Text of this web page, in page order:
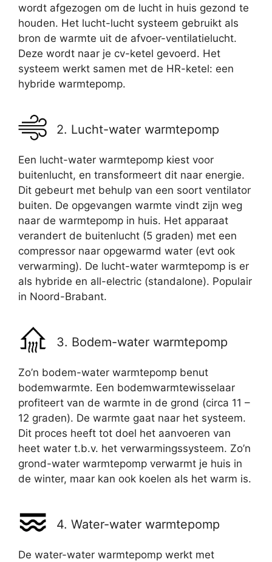
wordt afgezogen om de lucht in huis gezond te
houden. Het lucht-lucht systeem gebruikt als
bron de warmte uit de afvoer-ventilatielucht.
Deze wordt naar je cv-ketel gevoerd. Het
systeem werkt samen met de HR-ketel: een
hybride warmtepomp.
2. Lucht-water warmtepomp
Een lucht-water warmtepomp kiest voor
buitenlucht, en transformeert dit naar energie.
Dit gebeurt met behulp van een soort ventilator
buiten. De opgevangen warmte vindt zijn weg
naar de warmtepomp in huis. Het apparaat
verandert de buitenlucht (5 graden) met een
compressor naar opgewarmd water (evt ook
verwarming). De lucht-water warmtepomp is er
als hybride en all-electric (standalone). Populair
in Noord-Brabant.
3. Bodem-water warmtepomp
Zo’n bodem-water warmtepomp benut
bodemwarmte. Een bodemwarmtewisselaar
profiteert van de warmte in de grond (circa 11 –
12 graden). De warmte gaat naar het systeem.
Dit proces heeft tot doel het aanvoeren van
heet water t.b.v. het verwarmingssysteem. Zo’n
grond-water warmtepomp verwarmt je huis in
de winter, maar kan ook koelen als het warm is.
4. Water-water warmtepomp
De water-water warmtepomp werkt met